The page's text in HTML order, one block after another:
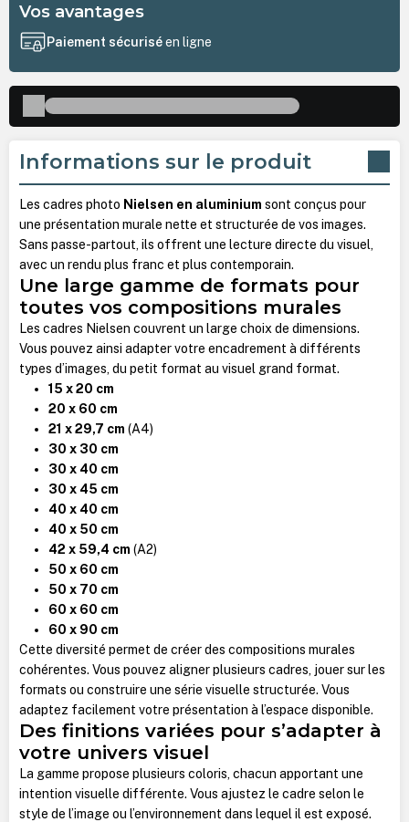
Vos avantages
Paiement sécuriséen ligne
Informations sur le produit
Les cadres photo Nielsen en aluminium sont conçus pour
une présentation murale nette et structurée de vos images.
Sans passe-partout, ils offrent une lecture directe du visuel,
avec un rendu plus franc et plus contemporain.
Une large gamme de formats pour
toutes vos compositions murales
Les cadres Nielsen couvrent un large choix de dimensions.
Vous pouvez ainsi adapter votre encadrement à différents
types d’images, du petit format au visuel grand format.
15 x 20 cm
20 x 60 cm
21 x 29,7 cm (A4)
30 x 30 cm
30 x 40 cm
30 x 45 cm
40 x 40 cm
40 x 50 cm
42 x 59,4 cm (A2)
50 x 60 cm
50 x 70 cm
60 x 60 cm
60 x 90 cm
Cette diversité permet de créer des compositions murales
cohérentes. Vous pouvez aligner plusieurs cadres, jouer sur les
formats ou construire une série visuelle structurée. Vous
adaptez facilement votre présentation à l’espace disponible.
Des finitions variées pour s’adapter à
votre univers visuel
La gamme propose plusieurs coloris, chacun apportant une
intention visuelle différente. Vous ajustez le cadre selon le
style de l’image ou l’environnement dans lequel il est exposé.